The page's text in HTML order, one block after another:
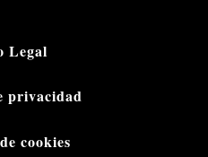
Legal
privacidad
cookies